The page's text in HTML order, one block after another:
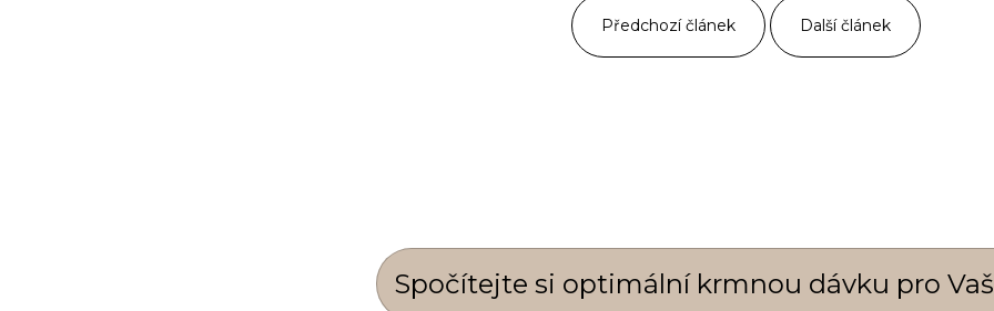
Předchozí článek Další článek
Spočí­tejte si optimální krmnou dávku pro